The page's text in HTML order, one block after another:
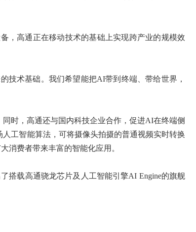
高通正在移动技术的基础上实现跨产业的规模效
技术基础。我们希望能把AI带到终端、带给世界，
时，高通还与国内科技企业合作，促进AI在终端侧
工智能算法，可将摄像头拍摄的普通视频实时转换
消费者带来丰富的智能化应用。
搭载高通骁龙芯片及人工智能引擎AI Engine的旗舰